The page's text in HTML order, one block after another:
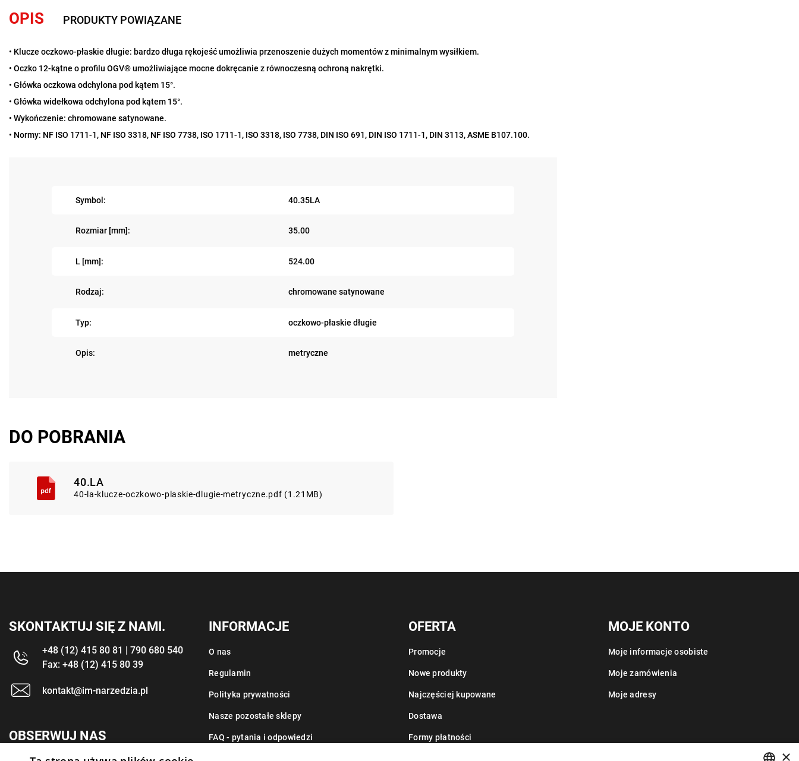
OPIS PRODUKTY POWIĄZANE
• Klucze oczkowo-płaskie długie: bardzo długa rękojeść umożliwia przenoszenie dużych momentów z minimalnym wysiłkiem.
• Oczko 12-kątne o profilu OGV® umożliwiające mocne dokręcanie z równoczesną ochroną nakrętki.
• Główka oczkowa odchylona pod kątem 15°.
• Główka widełkowa odchylona pod kątem 15°.
• Wykończenie: chromowane satynowane.
• Normy: NF ISO 1711-1, NF ISO 3318, NF ISO 7738, ISO 1711-1, ISO 3318, ISO 7738, DIN ISO 691, DIN ISO 1711-1, DIN 3113, ASME B107.100.
Symbol: 40.35LA
Rozmiar [mm]: 35.00
L [mm]: 524.00
Rodzaj: chromowane satynowane
Typ: oczkowo-płaskie długie
Opis: metryczne
DO POBRANIA
40.LA
40-la-klucze-oczkowo-plaskie-dlugie-metryczne.pdf (1.21MB)
SKONTAKTUJ SIĘ Z NAMI.
+48 (12) 415 80 81 | 790 680 540
Fax: +48 (12) 415 80 39
kontakt@im-narzedzia.pl
OBSERWUJ NAS
INFORMACJE
O nas
Regulamin
Polityka prywatności
Nasze pozostałe sklepy
FAQ - pytania i odpowiedzi
OFERTA
Promocje
Nowe produkty
Najczęściej kupowane
Dostawa
Formy płatności
MOJE KONTO
Moje informacje osobiste
Moje zamówienia
Moje adresy
×